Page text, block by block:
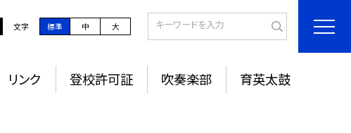
文字 標準 中 大
リンク 登校許可証 吹奏楽部 育英太鼓